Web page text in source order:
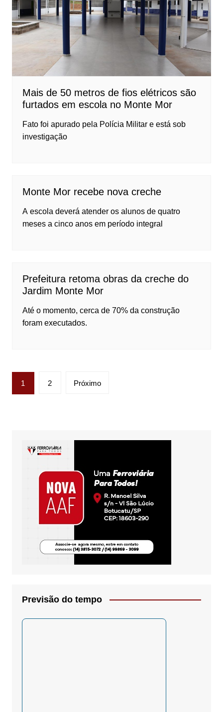
Mais de 50 metros de fios elétricos são
furtados em escola no Monte Mor
Fato foi apurado pela Polícia Militar e está sob
investigação
Monte Mor recebe nova creche
A escola deverá atender os alunos de quatro
meses a cinco anos em período integral
Prefeitura retoma obras da creche do
Jardim Monte Mor
Até o momento, cerca de 70% da construção
foram executados.
Paginação
de
1 2 Próximo
Previsão do tempo